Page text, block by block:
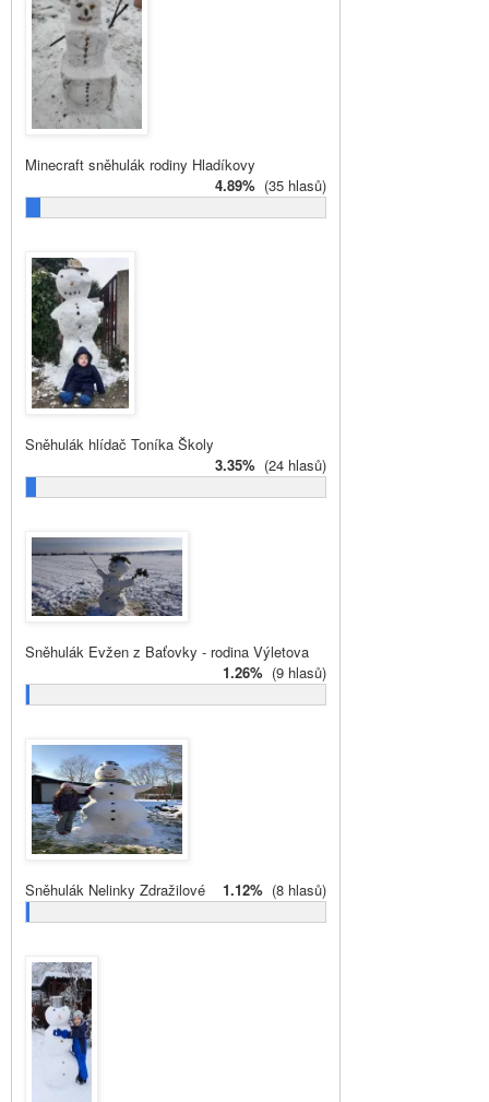
Minecraft sněhulák rodiny Hladíkovy
4.89% (35 hlasů)
Sněhulák hlídač Toníka Školy
3.35% (24 hlasů)
Sněhulák Evžen z Baťovky - rodina Výletova
1.26% (9 hlasů)
Sněhulák Nelinky Zdražilové 1.12% (8 hlasů)